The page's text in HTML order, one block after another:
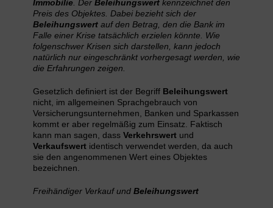
Immobilie . Der Beleihungswert kennzeichnet den
Preis des Objektes. Dabei bezieht sich der
Beleihungswert auf den Betrag, den die Bank im
Falle einer Krise tatsächlich erzielen könnte. Wie
folgenschwer Krisen sich darstellen, kann jedoch
natürlich nur eingeschränkt vorhergesagt werden, wie
die Erfahrungen zeigen.
Gesetzlich definiert ist der Begriff Beleihungswert
nicht, im allgemeinen Sprachgebrauch von
Versicherungsunternehmen, Banken und Sparkassen
kommt er aber regelmäßig zum Einsatz. Faktisch
kann man sagen, dass Verkehrswert und
Verkaufswert identisch verwendet werden, da auch
sie den angenommenen Wert eines Objektes
bezeichnen.
Freihändiger Verkauf und Beleihungswert